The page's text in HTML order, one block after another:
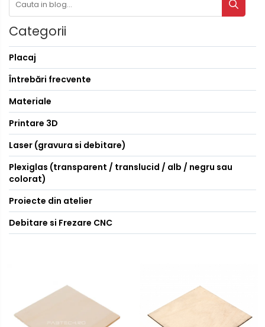
Categorii
Placaj
Întrebări frecvente
Materiale
Printare 3D
Laser (gravura si debitare)
Plexiglas (transparent / translucid / alb / negru sau
colorat)
Proiecte din atelier
Debitare si Frezare CNC